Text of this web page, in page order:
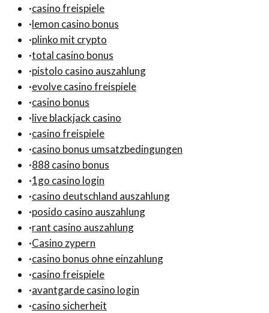
·casino freispiele
·lemon casino bonus
·plinko mit crypto
·total casino bonus
·pistolo casino auszahlung
·evolve casino freispiele
·casino bonus
·live blackjack casino
·casino freispiele
·casino bonus umsatzbedingungen
·888 casino bonus
·1go casino login
·casino deutschland auszahlung
·posido casino auszahlung
·rant casino auszahlung
·Casino zypern
·casino bonus ohne einzahlung
·casino freispiele
·avantgarde casino login
·casino sicherheit